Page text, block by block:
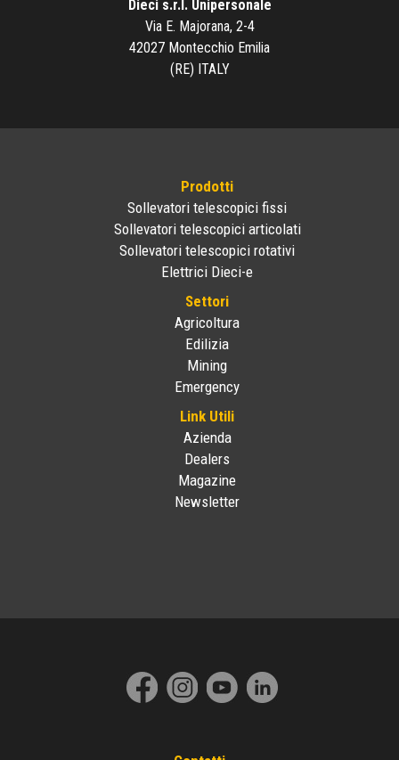
Dieci s.r.l. Unipersonale
Via E. Majorana, 2-4
42027 Montecchio Emilia
(RE) ITALY
Prodotti
Sollevatori telescopici fissi
Sollevatori telescopici articolati
Sollevatori telescopici rotativi
Elettrici Dieci-e
Settori
Agricoltura
Edilizia
Mining
Emergency
Link Utili
Azienda
Dealers
Magazine
Newsletter